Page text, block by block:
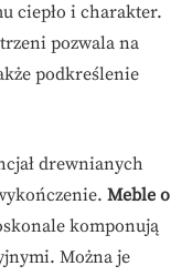
ciepło i charakter.
pozwala na
podkreślenie
drewnianych
Meble o
komponują
Można je